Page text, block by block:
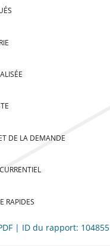
DE LA DEMANDE
RAPIDES
| ID du rapport: 104855